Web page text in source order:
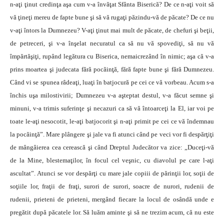
n-aţi ţinut credinţa aşa cum v-a învăţat Sfânta Biserică? De ce n-aţi voit să
vă ţineţi mereu de fapte bune şi să vă rugaţi păzindu-vă de păcate? De ce nu
v-aţi întors la Dumnezeu? V-aţi ţinut mai mult de păcate, de chefuri şi beţii,
de petreceri, şi v-a înşelat necuratul ca să nu vă spovediţi, să nu vă
împărtăşiţi, rupând legătura cu Biserica, nemaicrezând în nimic; aşa că v-a
prins moartea şi judecata fără pocăinţă, fără fapte bune şi fără Dumnezeu.
Când vi se spunea râdeaţi, luaţi în batjocură pe cei ce vă vorbeau. Acum s-a
închis uşa milostivirii; Dumnezeu v-a aşteptat destul, v-a făcut semne şi
minuni, v-a trimis suferinţe şi necazuri ca să vă întoarceţi la El, iar voi pe
toate le-aţi nesocotit, le-aţi batjocorit şi n-aţi primit pe cei ce vă îndemnau
la pocăinţă”. Mare plângere şi jale va fi atunci când pe veci vor fi despărţiţi
de mângâierea cea cerească şi când Dreptul Judecător va zice: „Duceţi-vă
de la Mine, blestemaţilor, în focul cel veşnic, cu diavolul pe care l-aţi
ascultat”. Atunci se vor despărţi cu mare jale copiii de părinţii lor, soţii de
soţiile lor, fraţii de fraţi, surori de surori, soacre de nurori, rudenii de
rudenii, prieteni de prieteni, mergând fiecare la locul de osândă unde e
pregătit după păcatele lor. Să luăm aminte şi să ne trezim acum, că nu este